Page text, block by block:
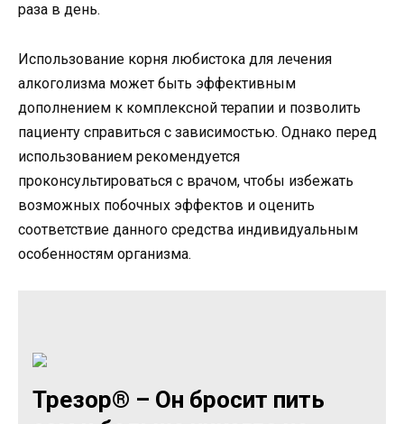
раза в день.
Использование корня любистока для лечения
алкоголизма может быть эффективным
дополнением к комплексной терапии и позволить
пациенту справиться с зависимостью. Однако перед
использованием рекомендуется
проконсультироваться с врачом, чтобы избежать
возможных побочных эффектов и оценить
соответствие данного средства индивидуальным
особенностям организма.
Трезор® – Он бросит пить